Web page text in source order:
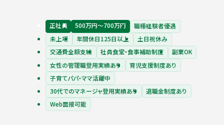
正社員 500万円〜700万円
職種経験者優遇
未上場
年間休日125日以上
土日祝休み
交通費全額支給
社員食堂・食事補助制度
副業OK
女性の管理職登用実績あり
育児支援制度あり
子育てパパ・ママ活躍中
30代でのマネージャ登用実績あり
退職金制度あり
Web面接可能